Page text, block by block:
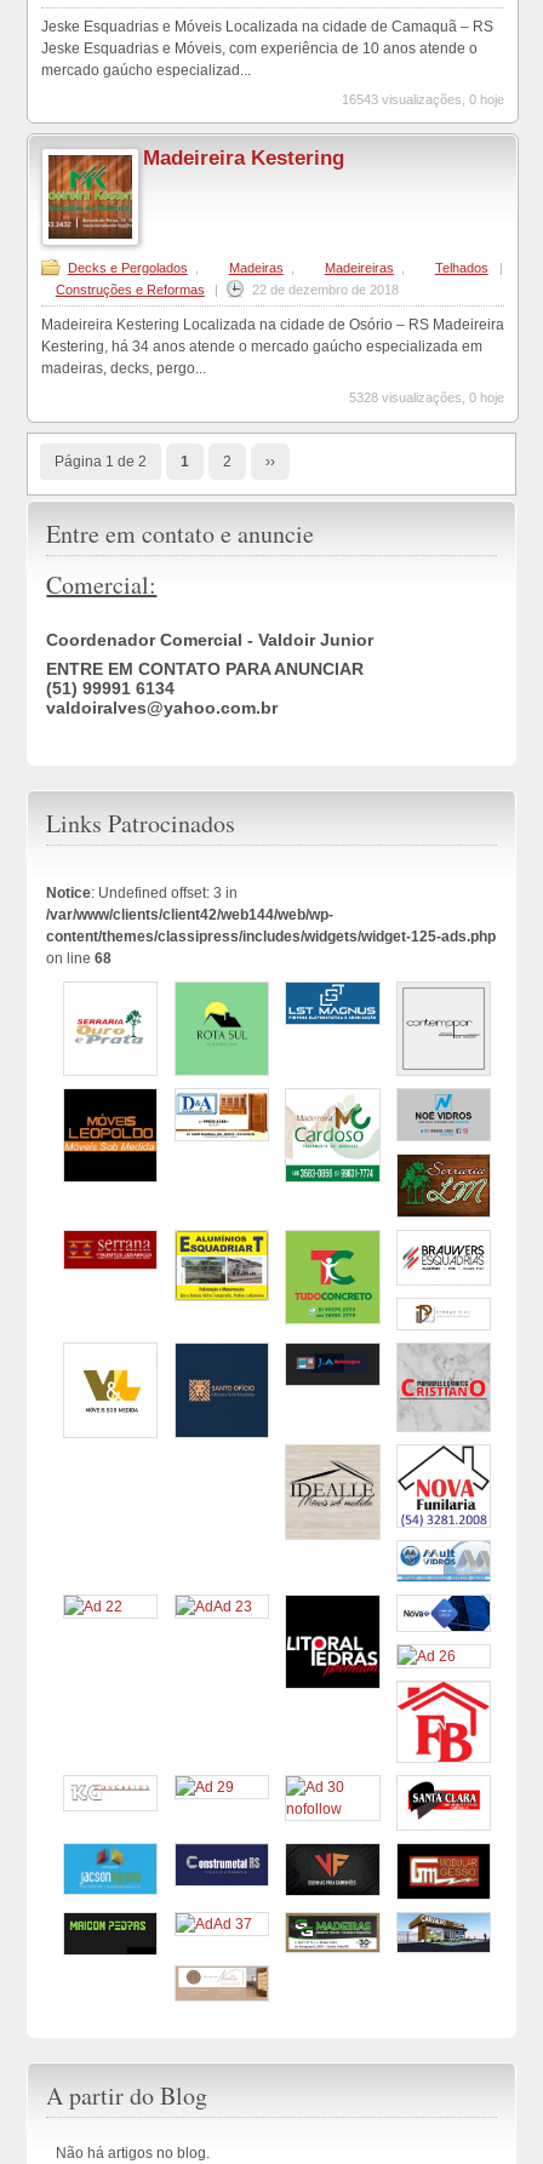
Jeske Esquadrias e Móveis Localizada na cidade de Camaquã – RS
Jeske Esquadrias e Móveis, com experiência de 10 anos atende o
mercado gaúcho especializad...
16543 visualizações, 0 hoje
Madeireira Kestering
Decks e Pergolados Madeiras Madeireiras Telhados
Construções e Reformas
22 de dezembro de 2018
Madeireira Kestering Localizada na cidade de Osório – RS Madeireira
Kestering, há 34 anos atende o mercado gaúcho especializada em
madeiras, decks, pergo...
5328 visualizações, 0 hoje
Página 1 de 2 1 2 ››
Entre em contato e anuncie
Comercial:
Coordenador Comercial - Valdoir Junior
ENTRE EM CONTATO PARA ANUNCIAR
(51) 99991 6134
valdoiralves@yahoo.com.br
Links Patrocinados
Notice: Undefined offset: 3 in
/var/www/clients/client42/web144/web/wp-
content/themes/classipress/includes/widgets/widget-125-ads.php
on line68
A partir do Blog
Não há artigos no blog.